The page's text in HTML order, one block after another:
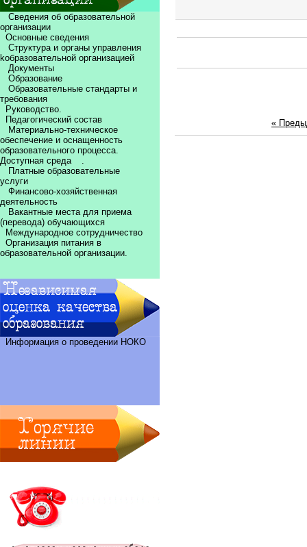
Сведения об образовательной
организации
Основные сведения
Структура и органы управления
kобразовательной организацией
Документы
Образование
Образовательные стандарты и
требования
Руководство.
Педагогический состав
Материально-техническое
обеспечение и оснащенность
образовательного процесса.
Доступная среда
.
Платные образовательные
услуги
Финансово-хозяйственная
деятельность
Вакантные места для приема
(перевода) обучающихся
Международное сотрудничество
Организация питания в
образовательной организации.
Информация о проведении НОКО
«